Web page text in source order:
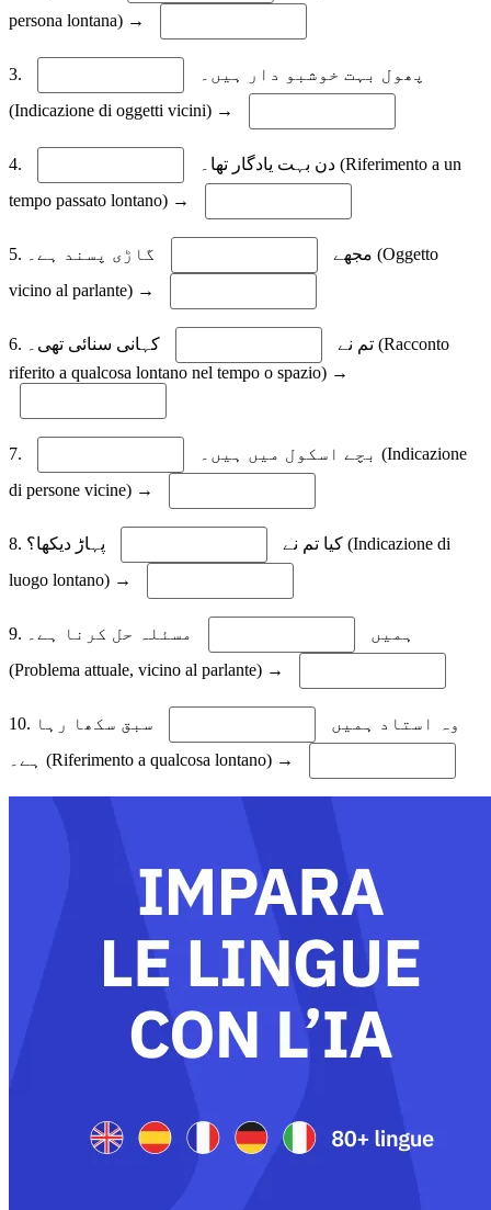
persona lontana) →
3.
(Indicazione di oggetti vicini) →
4.
tempo passato lontano) →
5. مجھے
گاڑی پسند ہے۔ (Oggetto
vicino al parlante) →
6. تم نے
کہانی سنائی تھی۔ (Racconto
riferito a qualcosa lontano nel tempo o spazio) →
7.
di persone vicine) →
8. کیا تم نے
پہاڑ دیکھا؟ (Indicazione di
luogo lontano) →
9. ہمیں
مسئلہ حل کرنا ہے۔
(Problema attuale, vicino al parlante) →
10. وہ استاد ہمیں
سبق سکھا رہا
ہے۔ (Riferimento a qualcosa lontano) →